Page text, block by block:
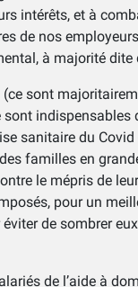
intérêts, et à
de nos
à majorité dite
sont
indispensables
sanitaire du Covid
familles en
le mépris de
pour un
de sombrer
de l’aide à